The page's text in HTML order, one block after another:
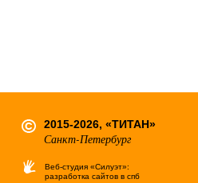
2015-2026, «ТИТАН»
Санкт-Петербург
Веб-студия «Силуэт»:
разработка сайтов в спб